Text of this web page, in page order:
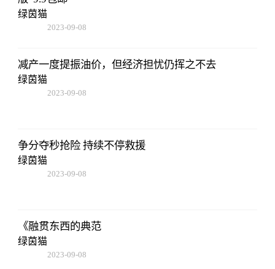
绿茵猫
2023-09-08
减产一度提振油价，但经济担忧仍挥之不去
绿茵猫
2023-09-08
争分夺秒抢险 持续不停救援
绿茵猫
2023-09-08
《融贯东西的典范
绿茵猫
2023-09-08